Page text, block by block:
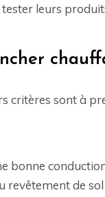
leurs
critères sont à
bonne
revêtement de sol